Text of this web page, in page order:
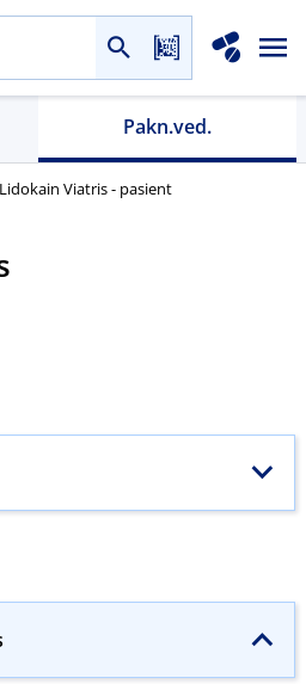
Pakn.ved.
Lidokain Viatris - pasient